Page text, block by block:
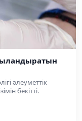
әлеуметтік
бекітті.